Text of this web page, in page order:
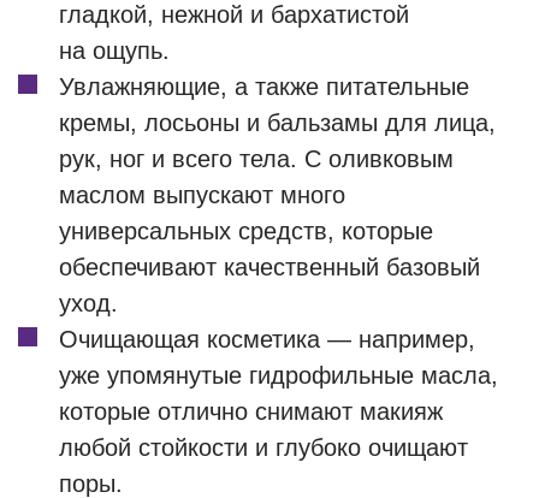
гладкой, нежной и бархатистой
на ощупь.
Увлажняющие, а также питательные
кремы, лосьоны и бальзамы для лица,
рук, ног и всего тела. С оливковым
маслом выпускают много
универсальных средств, которые
обеспечивают качественный базовый
уход.
Очищающая косметика — например,
уже упомянутые гидрофильные масла,
которые отлично снимают макияж
любой стойкости и глубоко очищают
поры.